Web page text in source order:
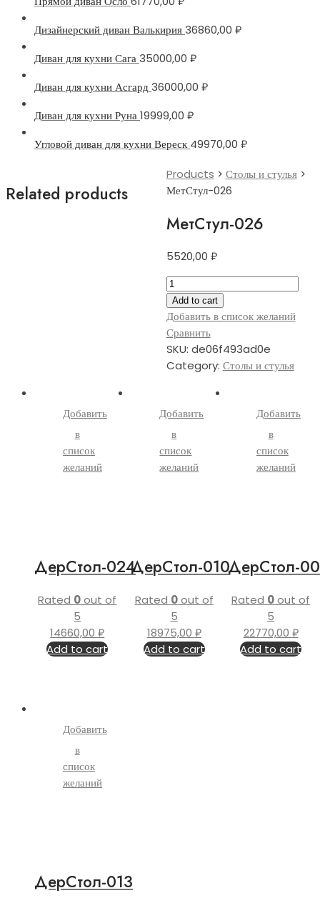
Дизайнерский диван Валькирия36860,00 ₽
Диван для кухни Сага35000,00 ₽
Диван для кухни Асгард36000,00 ₽
Диван для кухни Руна19999,00 ₽
Угловой диван для кухни Вереск 49970,00 ₽
Products > Столы и стулья>
МетСтул-026
МетСтул-026
5520,00 ₽
МетСтул-026
quantity
Add to cart
Добавить в список желаний
Сравнить
SKU: de06f493ad0e
Category: Столы и стулья
Related products
Добавить
в
список
желаний
ДерСтол-024
Rated 0out of
5
14660,00₽
Add to cart
Добавить
в
список
желаний
ДерСтол-010
Rated 0out of
5
18975,00 ₽
Add to cart
Добавить
в
список
желаний
ДерСтол-
Rated 0out of
5
22770,00 ₽
Add to cart
Добавить
в
список
желаний
ДерСтол-013